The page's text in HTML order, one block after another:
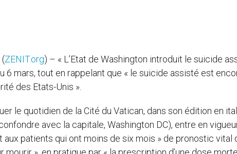
ZENIT.org) – « L’Etat de Washington introduit le suicide
6 mars, tout en rappelant que « le suicide assisté est
des Etats-Unis ».
le quotidien de la Cité du Vatican, dans son édition en
avec la capitale, Washington DC), entre en
aux patients qui ont moins de six mois » de pronostic vital